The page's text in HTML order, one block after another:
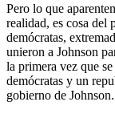
Pero lo que
realidad, es cosa del
demócratas,
unieron a Johnson
la primera vez que
demócratas y un
gobierno de Johnson.